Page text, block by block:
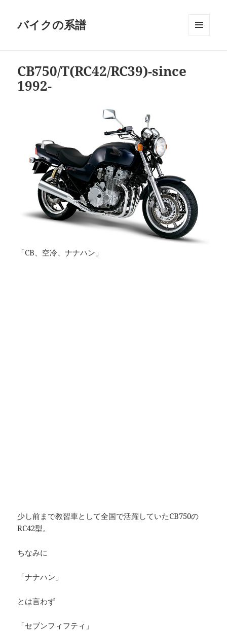
バイクの系譜
CB750/T(RC42/RC39)-since
1992-
「CB、空冷、ナナハン」
少し前まで教習車として全国で活躍していたCB750の
RC42型。
ちなみに
「ナナハン」
とは言わず
「セブンフィフティ」